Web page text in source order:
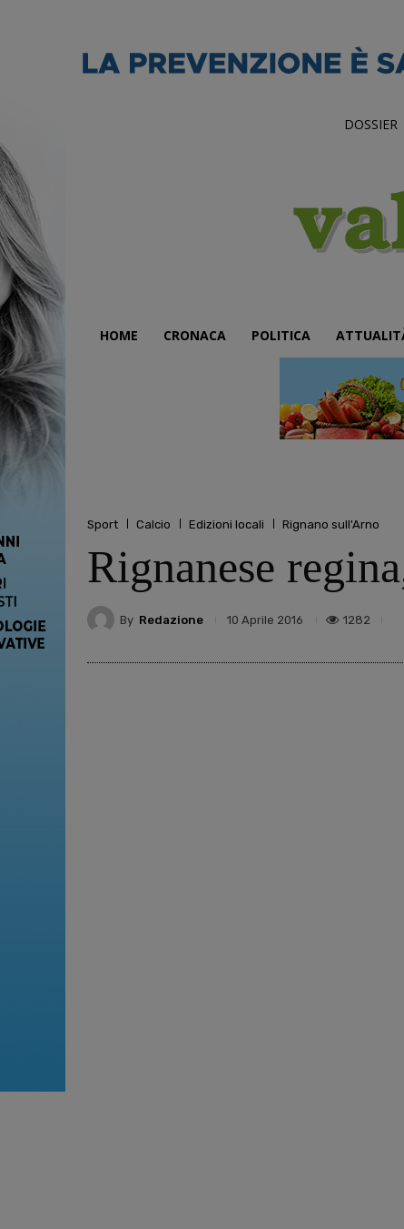
DOSSIER
HOME CRONACA POLITICA
Sport Calcio Edizioni locali Rignano sull'Arno
Rignanese
By Redazione 10 Aprile 2016 1282